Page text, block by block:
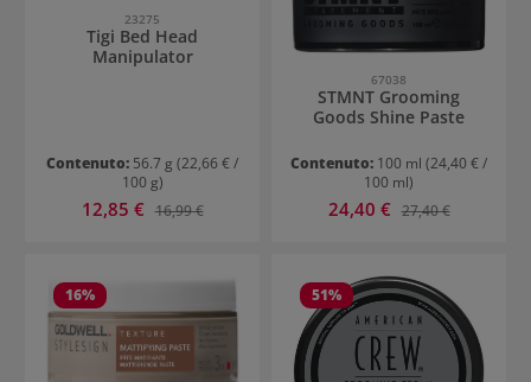
23275
Tigi Bed Head
Manipulator
Contenuto: 56.7 g (22,66 € /
100 g)
Prezzo di vendita:
12,85 € Prezzo normale:
16,99 €
67038
STMNT Grooming
Goods Shine Paste
Contenuto: 100 ml (24,40 € /
100 ml)
Prezzo di vendita:
24,40 € Prezzo normale:
27,40 €
16% 51%